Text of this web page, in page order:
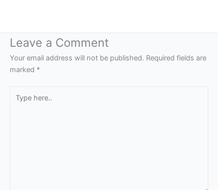
Leave a Comment
Your email address will not be published. Required fields are
marked *
here..